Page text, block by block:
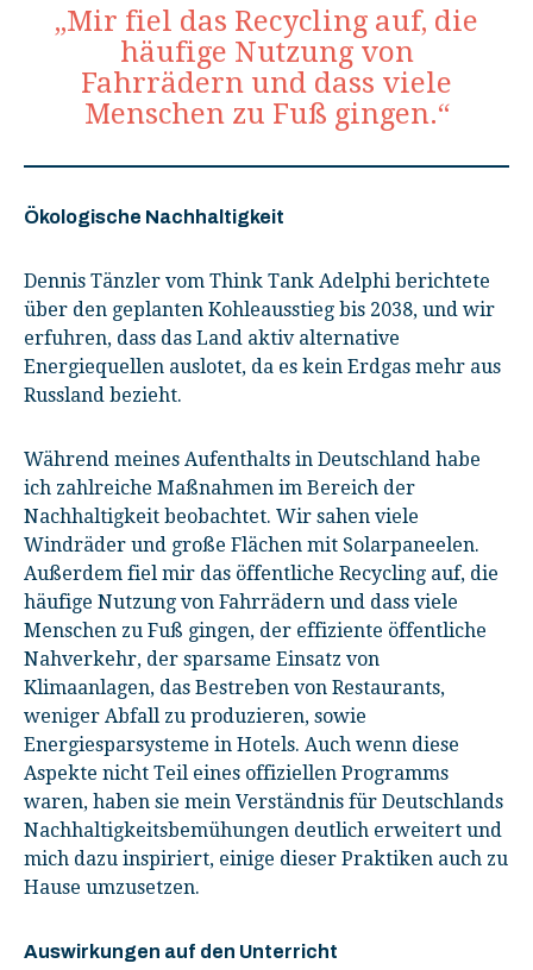
„Mir fiel das Recycling auf, die
häufige Nutzung von
Fahrrädern und dass viele
Menschen zu Fuß gingen.“
Ökologische Nachhaltigkeit
Dennis Tänzler vom Think Tank Adelphi berichtete
über den geplanten Kohleausstieg bis 2038, und wir
erfuhren, dass das Land aktiv alternative
Energiequellen auslotet, da es kein Erdgas mehr aus
Russland bezieht.
Während meines Aufenthalts in Deutschland habe
ich zahlreiche Maßnahmen im Bereich der
Nachhaltigkeit beobachtet. Wir sahen viele
Windräder und große Flächen mit Solarpaneelen.
Außerdem fiel mir das öffentliche Recycling auf, die
häufige Nutzung von Fahrrädern und dass viele
Menschen zu Fuß gingen, der effiziente öffentliche
Nahverkehr, der sparsame Einsatz von
Klimaanlagen, das Bestreben von Restaurants,
weniger Abfall zu produzieren, sowie
Energiesparsysteme in Hotels. Auch wenn diese
Aspekte nicht Teil eines offiziellen Programms
waren, haben sie mein Verständnis für Deutschlands
Nachhaltigkeitsbemühungen deutlich erweitert und
mich dazu inspiriert, einige dieser Praktiken auch zu
Hause umzusetzen.
Auswirkungen auf den Unterricht